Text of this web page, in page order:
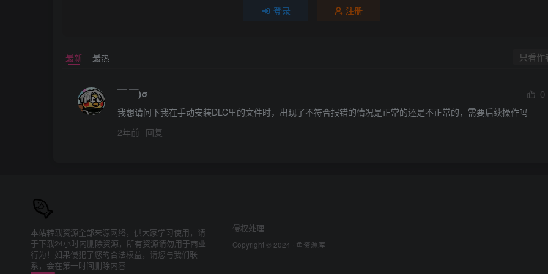
登录 注册
最新 最热 只看作
￣ ￣)σ 0
我想请问下我在手动安装DLC里的文件时，出现了不符合报错的情况是正常的还是不正常的，需要后续操作吗
2年前 回复
本站转载资源全部来源网络，供大家学习使用，请
于下载24小时内删除资源，所有资源请勿用于商业
行为！如果侵犯了您的合法权益，请您与我们联
系，会在第一时间删除内容
侵权处理
Copyright © 2024 · 鱼资源库 ·